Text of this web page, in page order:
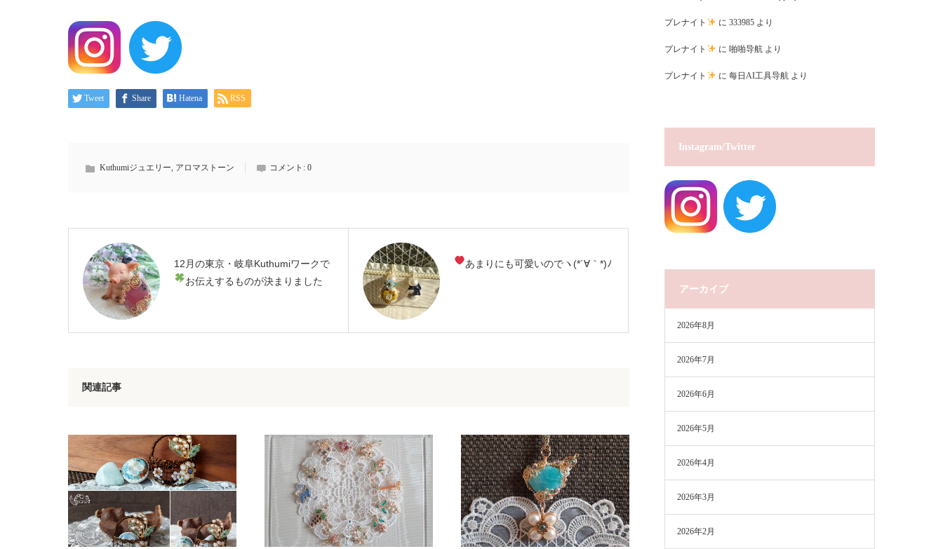
Tweet Share Hatena RSS
Kuthumiジュエリー, アロマストーン コメント: 0
12月の東京・岐阜Kuthumiワークで
お伝えするものが決まりました
あまりにも可愛いのでヽ(*´∀｀*)ﾉ
関連記事
プレナイト に 333985より
プレナイト に 啪啪导航より
プレナイト に 每日AI工具导航より
Instagram/Twitter
アーカイブ
2026年8月
2026年7月
2026年6月
2026年5月
2026年4月
2026年3月
2026年2月